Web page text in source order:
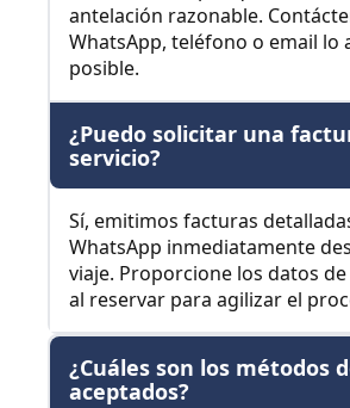
antelación razonable.
WhatsApp, teléfono o email lo
posible.
¿Puedo solicitar una
servicio?
Sí, emitimos facturas
WhatsApp inmediatamente
viaje. Proporcione los datos
al reservar para agilizar el
¿Cuáles son los métodos
aceptados?